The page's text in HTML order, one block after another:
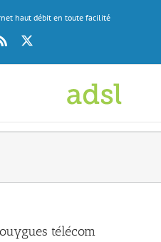
haut débit en toute facilité
Rss
télécom